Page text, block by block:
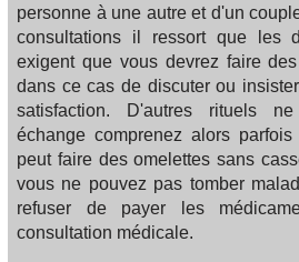
personne à une autre et d'un
consultations il ressort que les
exigent que vous devrez faire
dans ce cas de discuter ou
satisfaction. D'autres rituels
échange comprenez alors
peut faire des omelettes sans
vous ne pouvez pas tomber
refuser de payer les
consultation médicale.